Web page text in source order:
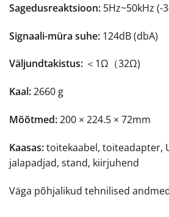
Sagedusreaktsioon: 5Hz~50kHz (-
Signaali-müra suhe: 124dB (dbA)
Väljundtakistus: ＜1Ω（32Ω)
Kaal:2660 g
Mõõtmed:200 × 224.5 × 72mm
Kaasas:toitekaabel, toiteadapter,
jalapadjad, stand, kiirjuhend
Väga põhjalikud tehnilised